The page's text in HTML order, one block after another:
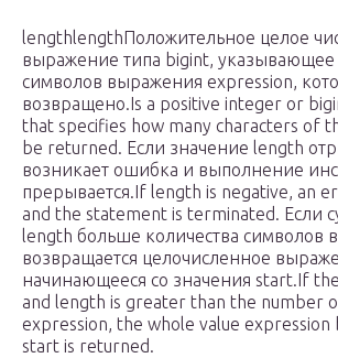
lengthlengthПоложительное целое
выражение типа bigint, указывающее
символов выражения expression,
возвращено.Is a positive integer or
that specifies how many characters of
be returned. Если значение length
возникает ошибка и выполнение
прерывается.If length is negative, an
and the statement is terminated. Если
length больше количества символов
возвращается целочисленное
начинающееся со значения start.If
and length is greater than the number
expression, the whole value expression
start is returned.